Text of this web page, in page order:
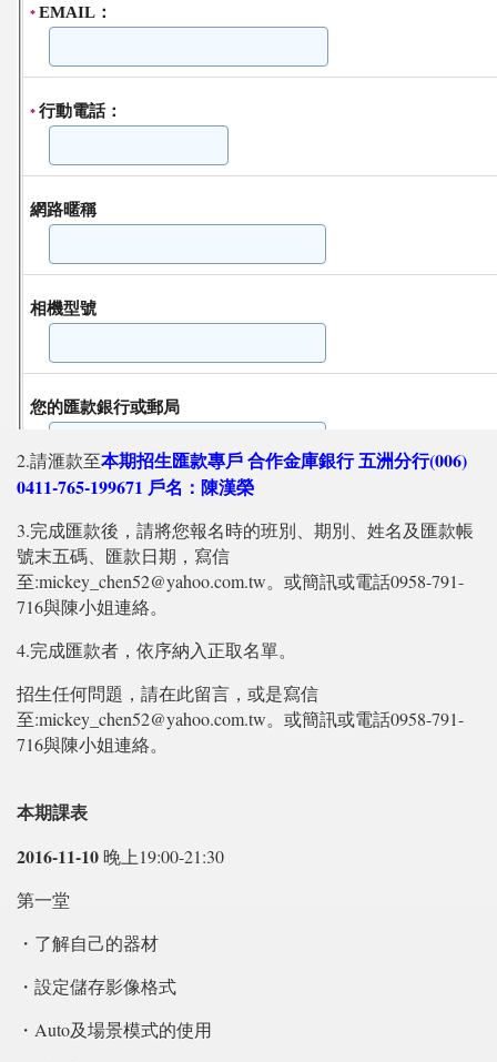
2.請滙款至本期招生匯款專戶 合作金庫銀行 五洲分行(006)
0411-765-199671 戶名：陳漢榮
3.完成匯款後，請將您報名時的班別、期別、姓名及匯款帳
號末五碼、匯款日期，寫信
至:mickey_chen52@yahoo.com.tw。或簡訊或電話0958-791-
716與陳小姐連絡。
4.完成匯款者，依序納入正取名單。
招生任何問題，請在此留言，或是寫信
至:mickey_chen52@yahoo.com.tw。或簡訊或電話0958-791-
716與陳小姐連絡。
本期課表
2016-11-10晚上19:00-21:30
第一堂
・了解自己的器材
・設定儲存影像格式
・Auto及場景模式的使用